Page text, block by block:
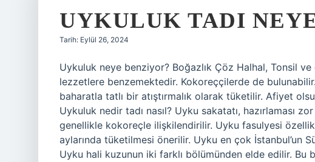
UYKULUK TADI
Tarih: Eylül 26, 2024
Uykuluk neye benziyor? Boğazlık Çöz Halhal, Tonsil
lezzetlere benzemektedir. Kokoreççilerde de
baharatla tatlı bir atıştırmalık olarak tüketilir. Afiyet
Uykuluk nedir tadı nasıl? Uyku sakatatı, hazırlaması
genellikle kokoreçle ilişkilendirilir. Uyku fasulyesi
aylarında tüketilmesi önerilir. Uyku en çok İstanbul’un
Uyku hali kuzunun iki farklı bölümünden elde edilir. Bu